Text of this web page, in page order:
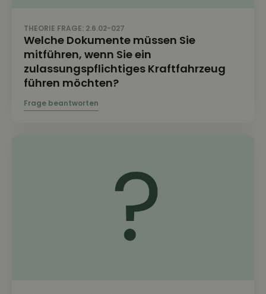
THEORIE FRAGE: 2.6.02-027
Welche Dokumente müssen Sie
mitführen, wenn Sie ein
zulassungspflichtiges Kraftfahrzeug
führen möchten?